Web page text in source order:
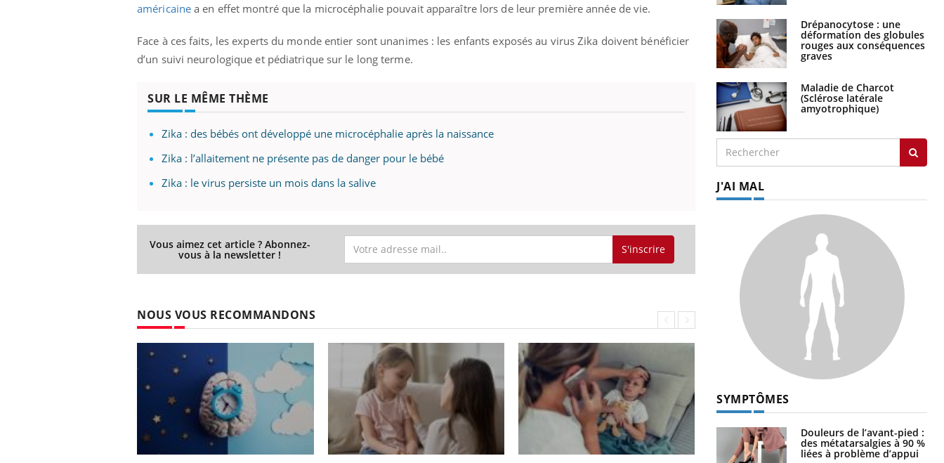
américaine a en effet montré que la microcéphalie pouvait apparaître lors de leur première année de vie.
Face à ces faits, les experts du monde entier sont unanimes : les enfants exposés au virus Zika doivent bénéficier
d’un suivi neurologique et pédiatrique sur le long terme.
SUR LE MÊME THÈME
Zika : des bébés ont développé une microcéphalie après la naissance
Zika : l’allaitement ne présente pas de danger pour le bébé
Zika : le virus persiste un mois dans la salive
Vous aimez cet article ? Abonnez-
vous à la newsletter ! S'inscrire
NOUS VOUS RECOMMANDONS
Drépanocytose : une
déformation des globules
rouges aux conséquences
graves
Maladie de Charcot
(Sclérose latérale
amyotrophique)
J'AI MAL
SYMPTÔMES
Douleurs de l’avant-pied :
des métatarsalgies à 90 %
liées à problème d’appui